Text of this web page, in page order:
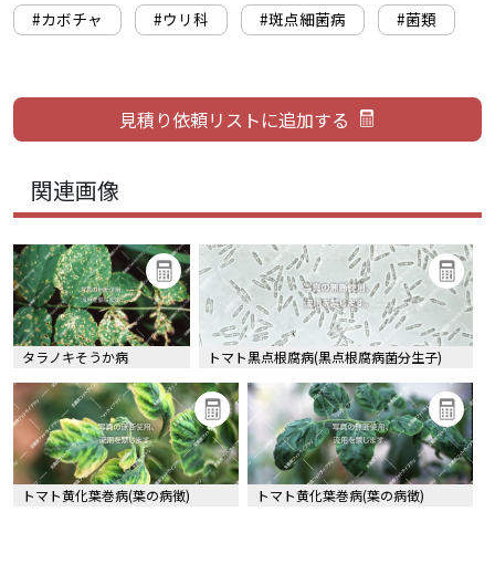
#カボチャ
#ウリ科 #斑点細菌病 #菌類
関連画像
タラノキそうか病 トマト黒点根腐病(黒点根腐病菌分生子)
トマト黄化葉巻病(葉の病徴) トマト黄化葉巻病(葉の病徴)